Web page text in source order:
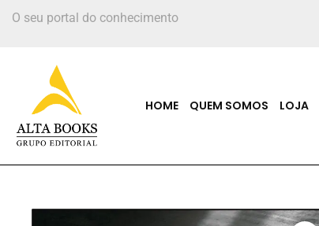
O seu portal do conhecimento
HOME QUEM SOMOS LOJA